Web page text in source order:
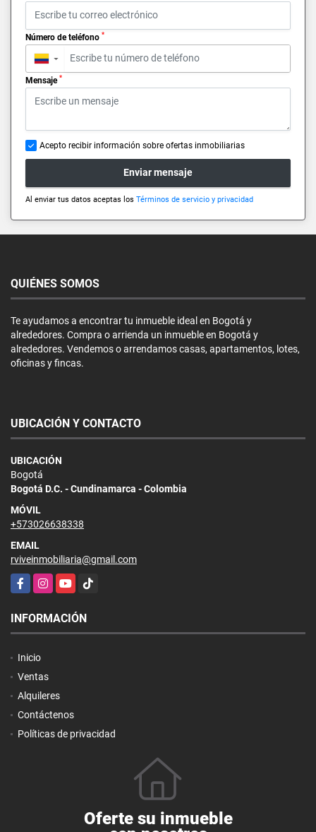
Número de teléfono *
▼
Mensaje *
Acepto recibir información sobre ofertas inmobiliarias
Enviar mensaje
Al enviar tus datos aceptas los Términos de servicio y privacidad
QUIÉNES SOMOS
Te ayudamos a encontrar tu inmueble ideal en Bogotá y
alrededores. Compra o arrienda un inmueble en Bogotá y
alrededores. Vendemos o arrendamos casas, apartamentos, lotes,
oficinas y fincas.
UBICACIÓN Y CONTACTO
UBICACIÓN
Bogotá
Bogotá D.C. - Cundinamarca - Colombia
MÓVIL
+573026638338
EMAIL
rviveinmobiliaria@gmail.com
FacebookInstagramYouTubeTikTok
INFORMACIÓN
Inicio
Ventas
Alquileres
Contáctenos
Políticas de privacidad
Oferte su inmueble